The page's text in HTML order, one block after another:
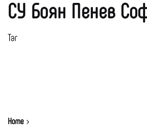
СУ Боян Пенев
Таг
Home